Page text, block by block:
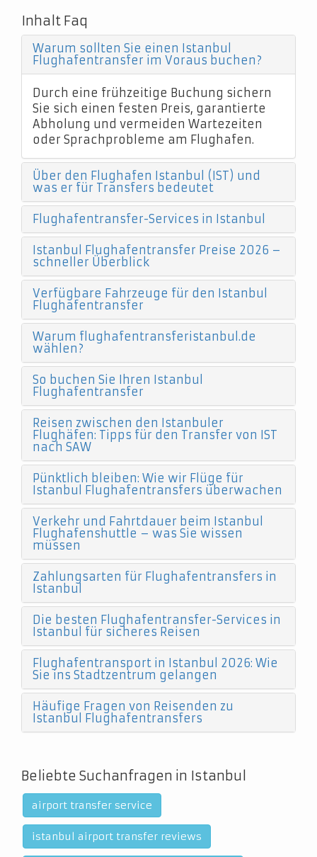
Inhalt Faq
Warum sollten Sie einen Istanbul
Flughafentransfer im Voraus buchen?
Durch eine frühzeitige Buchung sichern
Sie sich einen festen Preis, garantierte
Abholung und vermeiden Wartezeiten
oder Sprachprobleme am Flughafen.
Über den Flughafen Istanbul (IST) und
was er für Transfers bedeutet
Flughafentransfer-Services in Istanbul
Istanbul Flughafentransfer Preise 2026 –
schneller Überblick
Verfügbare Fahrzeuge für den Istanbul
Flughafentransfer
Warum flughafentransferistanbul.de
wählen?
So buchen Sie Ihren Istanbul
Flughafentransfer
Reisen zwischen den Istanbuler
Flughäfen: Tipps für den Transfer von IST
nach SAW
Pünktlich bleiben: Wie wir Flüge für
Istanbul Flughafentransfers überwachen
Verkehr und Fahrtdauer beim Istanbul
Flughafenshuttle – was Sie wissen
müssen
Zahlungsarten für Flughafentransfers in
Istanbul
Die besten Flughafentransfer-Services in
Istanbul für sicheres Reisen
Flughafentransport in Istanbul 2026: Wie
Sie ins Stadtzentrum gelangen
Häufige Fragen von Reisenden zu
Istanbul Flughafentransfers
Beliebte Suchanfragen in Istanbul
airport transfer service
istanbul airport transfer reviews